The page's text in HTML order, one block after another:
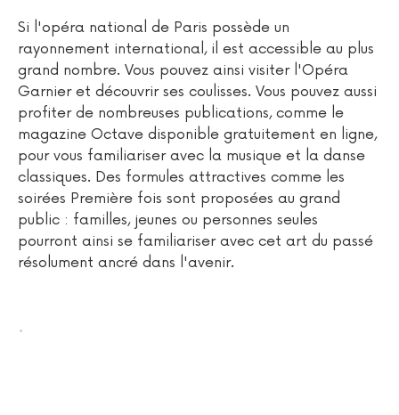
Si l'opéra national de Paris possède un
rayonnement international, il est accessible au plus
grand nombre. Vous pouvez ainsi visiter l'Opéra
Garnier et découvrir ses coulisses. Vous pouvez aussi
profiter de nombreuses publications, comme le
magazine Octave disponible gratuitement en ligne,
pour vous familiariser avec la musique et la danse
classiques. Des formules attractives comme les
soirées Première fois sont proposées au grand
public : familles, jeunes ou personnes seules
pourront ainsi se familiariser avec cet art du passé
résolument ancré dans l'avenir.
.